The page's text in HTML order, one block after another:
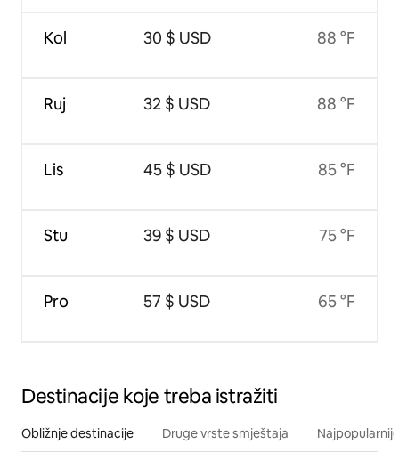
Kol
Ruj
Lis
Stu
Pro
30 $ USD
32 $ USD
45 $ USD
39 $ USD
57 $ USD
88 °F
88 °F
85 °F
75 °F
65 °F
Destinacije koje treba istražiti
Obližnje destinacije Druge vrste smještaja